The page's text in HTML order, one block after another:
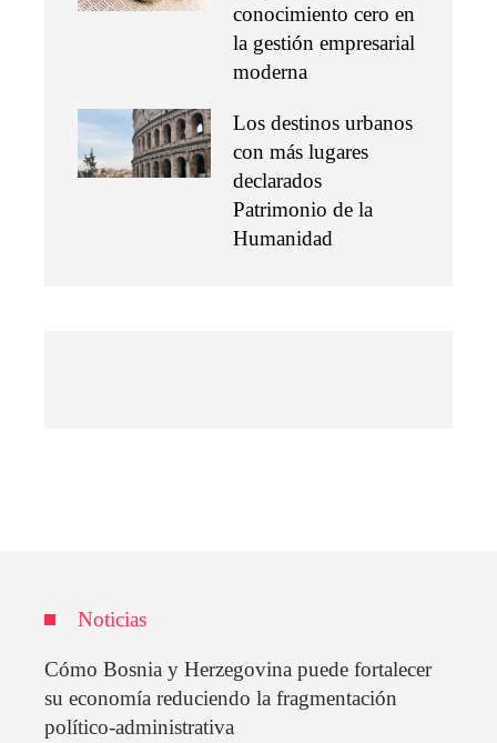
conocimiento cero en
la gestión empresarial
moderna
Los destinos urbanos
con más lugares
declarados
Patrimonio de la
Humanidad
Noticias
Cómo Bosnia y Herzegovina puede fortalecer
su economía reduciendo la fragmentación
político-administrativa